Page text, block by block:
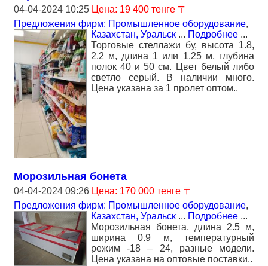
04-04-2024 10:25 Цена: 19 400 тенге 〒
Предложения фирм: Промышленное оборудование,
Казахстан, Уральск ... Подробнее ...
Торговые стеллажи бу, высота 1.8,
2.2 м, длина 1 или 1.25 м, глубина
полок 40 и 50 см. Цвет белый либо
светло серый. В наличии много.
Цена указана за 1 пролет оптом..
Морозильная бонета
04-04-2024 09:26 Цена: 170 000 тенге 〒
Предложения фирм: Промышленное оборудование,
Казахстан, Уральск ... Подробнее ...
Морозильная бонета, длина 2.5 м,
ширина 0.9 м, температурный
режим -18 – 24, разные модели.
Цена указана на оптовые поставки..